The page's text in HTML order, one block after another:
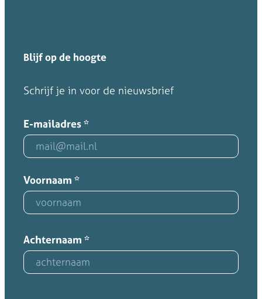
Blijf op de hoogte
Schrijf je in voor de nieuwsbrief
E-mailadres*
Voornaam *
Achternaam *